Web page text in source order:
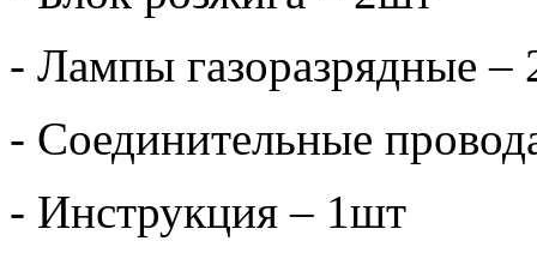
- Лампы газоразрядные –
- Соединительные
- Инструкция – 1шт